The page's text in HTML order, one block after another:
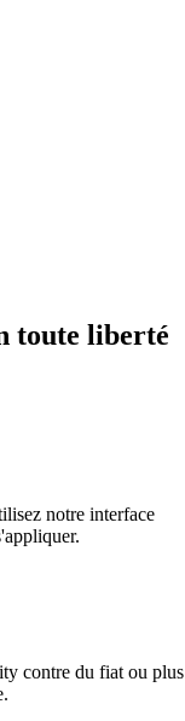
toute liberté
notre interface
contre du fiat ou plus